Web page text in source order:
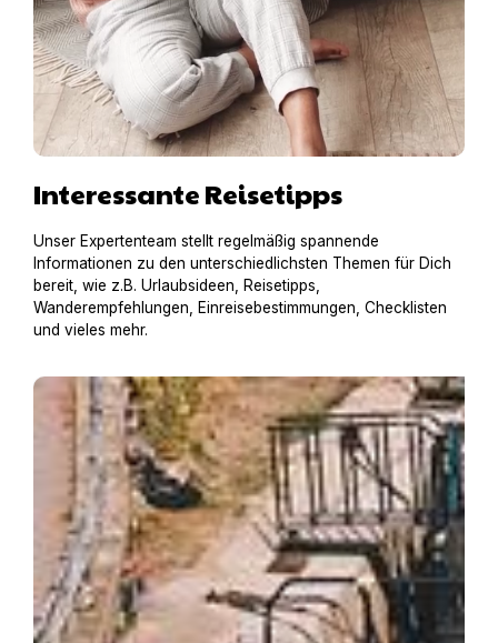
Interessante Reisetipps
Unser Expertenteam stellt regelmäßig spannende
Informationen zu den unterschiedlichsten Themen für Dich
bereit, wie z.B. Urlaubsideen, Reisetipps,
Wanderempfehlungen, Einreisebestimmungen, Checklisten
und vieles mehr.
Hausboot mit Hund